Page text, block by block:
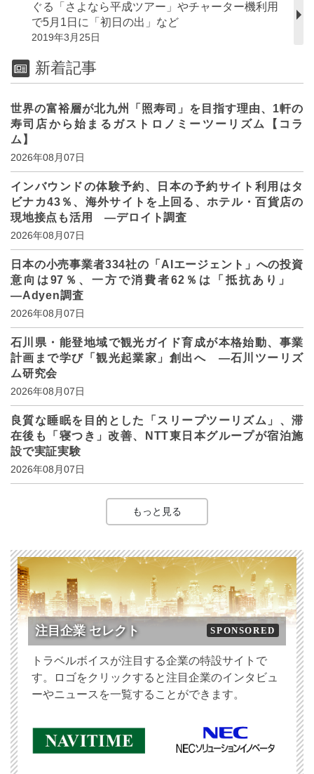
ぐる「さよなら平成ツアー」やチャーター機利用
で5月1日に「初日の出」など
2019年3月25日
新着記事
世界の富裕層が北九州「照寿司」を目指す理由、1軒の
寿司店から始まるガストロノミーツーリズム【コラ
ム】
2026年08月07日
インバウンドの体験予約、日本の予約サイト利用はタ
ビナカ43％、海外サイトを上回る、ホテル・百貨店の
現地接点も活用 ―デロイト調査
2026年08月07日
日本の小売事業者334社の「AIエージェント」への投資
意向は97％、一方で消費者62％は「抵抗あり」
―Adyen調査
2026年08月07日
石川県・能登地域で観光ガイド育成が本格始動、事業
計画まで学び「観光起業家」創出へ ―石川ツーリズ
ム研究会
2026年08月07日
良質な睡眠を目的とした「スリープツーリズム」、滞
在後も「寝つき」改善、NTT東日本グループが宿泊施
設で実証実験
2026年08月07日
もっと見る
注目企業 セレクト SPONSORED
トラベルボイスが注目する企業の特設サイトで
す。ロゴをクリックすると注目企業のインタビュ
ーやニュースを一覧することができます。